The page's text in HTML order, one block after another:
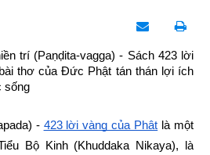
trí (Paṇḍita-vagga) - Sách 423 lời
thơ của Đức Phật tán thán lợi ích
sống
- 423 lời vàng của Phật là một
Bộ Kinh (Khuddaka Nikaya), là